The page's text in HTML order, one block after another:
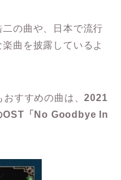
の曲や、日本で流行
曲を披露しているよ
おすすめの曲は、2021
OST「No Goodbye In